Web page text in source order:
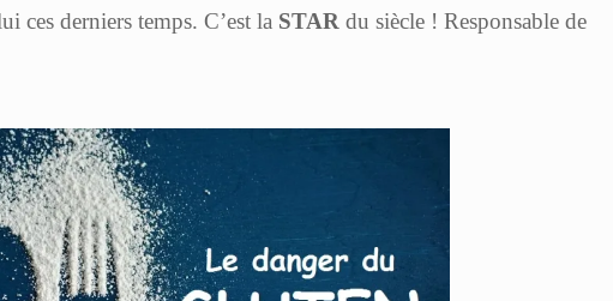
ces derniers temps. C’est la STAR du siècle ! Responsable de